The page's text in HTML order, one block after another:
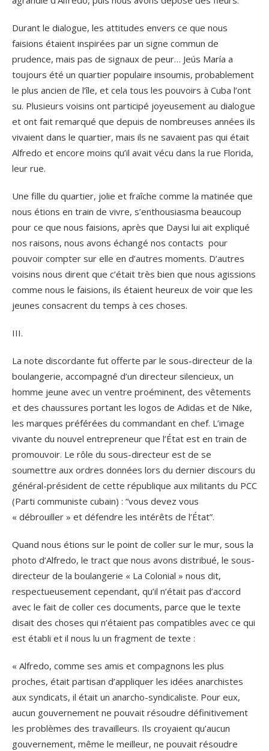
Durant le dialogue, les attitudes envers ce que nous
faisions étaient inspirées par un signe commun de
prudence, mais pas de signaux de peur… Jeús María a
toujours été un quartier populaire insoumis, probablement
le plus ancien de l’île, et cela tous les pouvoirs à Cuba l’ont
su. Plusieurs voisins ont participé joyeusement au dialogue
et ont fait remarqué que depuis de nombreuses années ils
vivaient dans le quartier, mais ils ne savaient pas qui était
Alfredo et encore moins qu’il avait vécu dans la rue Florida,
leur rue.
Une fille du quartier, jolie et fraîche comme la matinée que
nous étions en train de vivre, s’enthousiasma beaucoup
pour ce que nous faisions, après que Daysi lui ait expliqué
nos raisons, nous avons échangé nos contacts pour
pouvoir compter sur elle en d’autres moments. D’autres
voisins nous dirent que c’était très bien que nous agissions
comme nous le faisions, ils étaient heureux de voir que les
jeunes consacrent du temps à ces choses.
III.
La note discordante fut offerte par le sous-directeur de la
boulangerie, accompagné d’un directeur silencieux, un
homme jeune avec un ventre proéminent, des vêtements
et des chaussures portant les logos de Adidas et de Nike,
les marques préférées du commandant en chef. L’image
vivante du nouvel entrepreneur que l’État est en train de
promouvoir. Le rôle du sous-directeur est de se
soumettre aux ordres données lors du dernier discours du
général-président de cette république aux militants du PCC
(Parti communiste cubain) : “vous devez vous
« débrouiller » et défendre les intérêts de l’État”.
Quand nous étions sur le point de coller sur le mur, sous la
photo d’Alfredo, le tract que nous avons distribué, le sous-
directeur de la boulangerie « La Colonial » nous dit,
respectueusement cependant, qu’il n’était pas d’accord
avec le fait de coller ces documents, parce que le texte
disait des choses qui n’étaient pas compatibles avec ce qui
est établi et il nous lu un fragment de texte :
« Alfredo, comme ses amis et compagnons les plus
proches, était partisan d’appliquer les idées anarchistes
aux syndicats, il était un anarcho-syndicaliste. Pour eux,
aucun gouvernement ne pouvait résoudre définitivement
les problèmes des travailleurs. Ils croyaient qu’aucun
gouvernement, même le meilleur, ne pouvait résoudre